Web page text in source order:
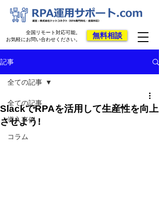
無料相談
全国リモート対応可能。
お気軽にお問い合わせください。
記事
全ての記事
導入事例
コラム
全ての記事
SlackでRPAを活用して生産性を向上
させよう!